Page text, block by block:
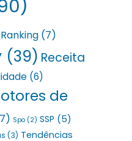
Ranking (7)
(39) Receita
(6)
de
Spo (2) SSP (5)
(3) Tendências